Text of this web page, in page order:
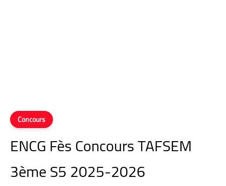
Concours
ENCG Fès Concours TAFSEM
3ème S5 2025-2026